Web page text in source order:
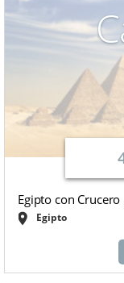
Egipto con
Egipto